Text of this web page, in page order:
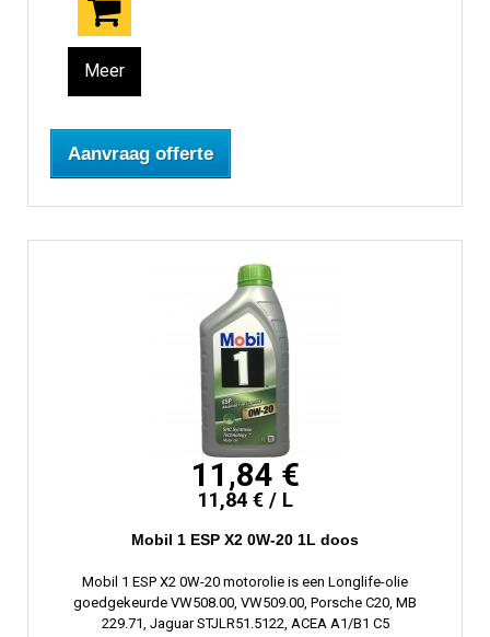
Meer
Aanvraag offerte
11,84 €
11,84 € / L
Mobil 1 ESP X2 0W-20 1L doos
Mobil 1 ESP X2 0W-20 motorolie is een Longlife-olie
goedgekeurde VW508.00, VW509.00, Porsche C20, MB
229.71, Jaguar STJLR51.5122, ACEA A1/B1 C5